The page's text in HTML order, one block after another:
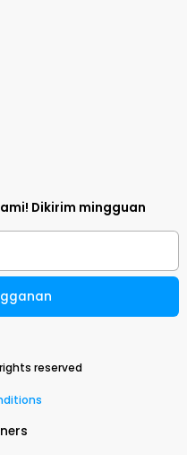
Dikirim mingguan
reserved